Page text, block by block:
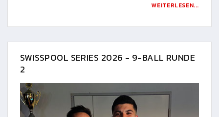
WEITERLESEN...
SWISSPOOL SERIES 2026 - 9-BALL RUNDE
2